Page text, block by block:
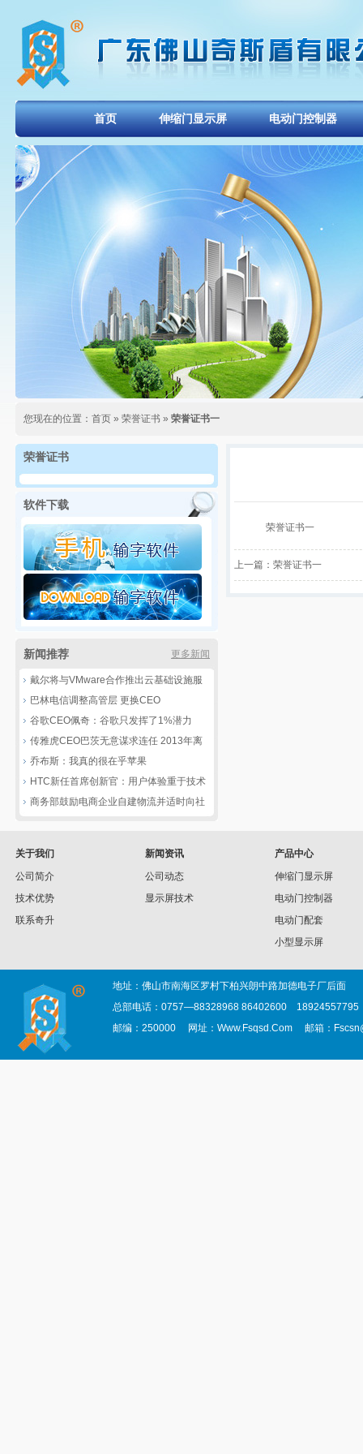
首页 伸缩门显示屏 电动门控制器
会员
您现在的位置： 首页 » 荣誉证书 » 荣誉证书一
荣誉证书
软件下载
新闻推荐 更多新闻
戴尔将与VMware合作推出云基础设施服
务
巴林电信调整高管层 更换CEO
谷歌CEO佩奇：谷歌只发挥了1%潜力
传雅虎CEO巴茨无意谋求连任 2013年离
职
乔布斯：我真的很在乎苹果
HTC新任首席创新官：用户体验重于技术
商务部鼓励电商企业自建物流并适时向社
荣誉证书一
上一篇： 荣誉证书一
关于我们
公司简介
技术优势
联系奇升
新闻资讯
公司动态
显示屏技术
产品中心
伸缩门显示屏
电动门控制器
电动门配套
小型显示屏
地址：佛山市南海区罗村下柏兴朗中路加德电子厂后面
总部电话：0757—88328968 86402600
邮编：250000 网址：Www.Fsqsd.Com 邮箱：